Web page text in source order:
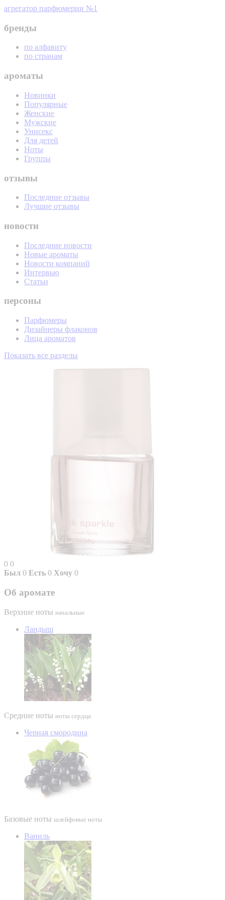
агрегатор парфюмерии №1
бренды
по алфавиту
по странам
ароматы
Новинки
Популярные
Женские
Мужские
Унисекс
Для детей
Ноты
Группы
отзывы
Последние отзывы
Лучшие отзывы
новости
Последние новости
Новые ароматы
Новости компаний
Интервью
Статьи
персоны
Парфюмеры
Дизайнеры флаконов
Лица ароматов
Показать все разделы
0 0
Был 0 Есть 0 Хочу 0
Об аромате
Верхние ноты начальные
Ландыш
Средние ноты ноты сердца
Черная смородина
Базовые ноты шлейфовые ноты
Ваниль